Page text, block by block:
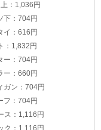
：1,036円
下：704円
イ：616円
：1,832円
ー：704円
ー：660円
ガン：704円
フ：704円
ス：1,116円